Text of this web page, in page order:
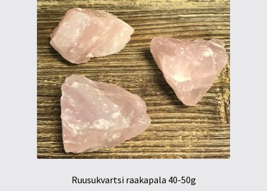
Ruusukvartsi raakapala 40-50g